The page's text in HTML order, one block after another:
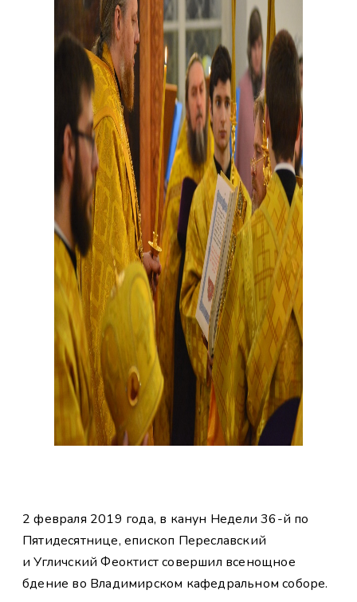
2 февраля 2019 года, в канун Недели 36-й по
Пятидесятнице, епископ Переславский
и Угличский Феоктист совершил всенощное
бдение во Владимирском кафедральном соборе.